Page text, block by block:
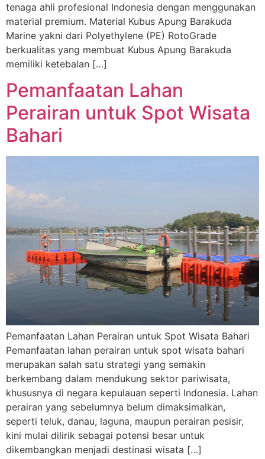
tenaga ahli profesional Indonesia dengan menggunakan
material premium. Material Kubus Apung Barakuda
Marine yakni dari Polyethylene (PE) RotoGrade
berkualitas yang membuat Kubus Apung Barakuda
memiliki ketebalan […]
Pemanfaatan Lahan
Perairan untuk Spot Wisata
Bahari
Pemanfaatan Lahan Perairan untuk Spot Wisata Bahari
Pemanfaatan lahan perairan untuk spot wisata bahari
merupakan salah satu strategi yang semakin
berkembang dalam mendukung sektor pariwisata,
khususnya di negara kepulauan seperti Indonesia. Lahan
perairan yang sebelumnya belum dimaksimalkan,
seperti teluk, danau, laguna, maupun perairan pesisir,
kini mulai dilirik sebagai potensi besar untuk
dikembangkan menjadi destinasi wisata […]